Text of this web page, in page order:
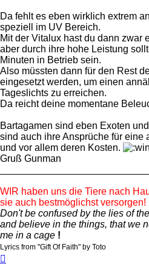
Da fehlt es eben wirklich extrem
speziell im UV Bereich.
Mit der Vitalux hast du dann zwar
aber durch ihre hohe Leistung
Minuten in Betrieb sein.
Also müssten dann für den Rest
eingesetzt werden, um einen
Tageslichts zu erreichen.
Da reicht deine momentane
Bartagamen sind eben Exoten
sind auch ihre Ansprüche für eine
und vor allem deren Kosten.
Gruß Gunman
WIR haben uns die Tiere nach
sie auch bestmöglichst versorgen!
Don't be confused by the lies of
and believe in the things, that we
me in a cage !
Lyrics from "Gift Of Faith" by Toto